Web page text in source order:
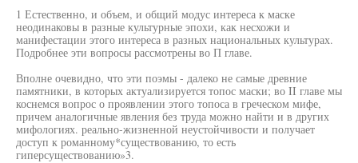
1 Естественно, и объем, и общий модус интереса к маске
неодинаковы в разные культурные эпохи, как несхожи и
манифестации этого интереса в разных национальных культурах.
Подробнее эти вопросы рассмотрены во П главе.
Вполне очевидно, что эти поэмы - далеко не самые древние
памятники, в которых актуализируется топос маски; во II главе мы
коснемся вопрос о проявлении этого топоса в греческом мифе,
причем аналогичные явления без труда можно найти и в других
мифологиях. реально-жизненной неустойчивости и получает
доступ к романному*существованию, то есть
гиперсуществованию»3.